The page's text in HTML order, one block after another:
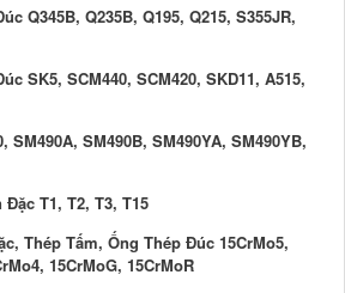
Q345B, Q235B, Q195, Q215, S355JR,
SK5, SCM440, SCM420, SKD11, A515,
SM490A, SM490B, SM490YA, SM490YB,
T1, T2, T3, T15
Thép Tấm, Ống Thép Đúc 15CrMo5,
15CrMoG, 15CrMoR